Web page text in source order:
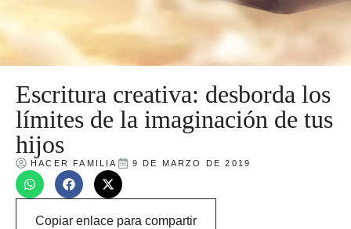
Escritura creativa: desborda los
límites de la imaginación de tus
hijos
HACER FAMILIA 9 DE MARZO DE 2019
Copiar enlace para compartir